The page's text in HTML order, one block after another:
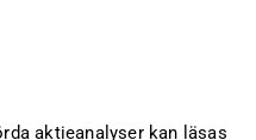
aktieanalyser kan läsas